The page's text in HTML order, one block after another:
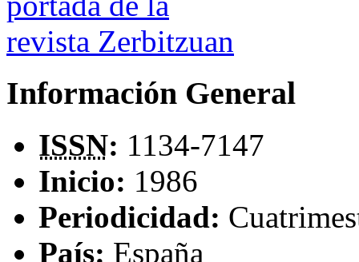
Información General
ISSN: 1134-7147
Inicio: 1986
Periodicidad:
País: España